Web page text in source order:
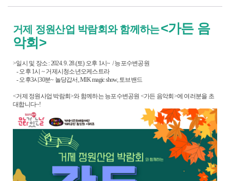
거제 정원산업 박람회와 함께하는<가든 음
악회>
>일시 및 장소 : 2024. 9. 28.(토) 오후 1시~ / 능포수변공원
- 오후 1시 ~ 거제시청소년오케스트라
- 오후3시30분~ 놀당갑서, MlK magic show, 토브밴드
<거제 정원사업 박람회>와 함께하는 능포수변공원 <가든 음악회>에 여러분을 초
대합니다~!